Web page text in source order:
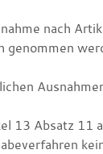
nach
genommen
13 Absatz 11